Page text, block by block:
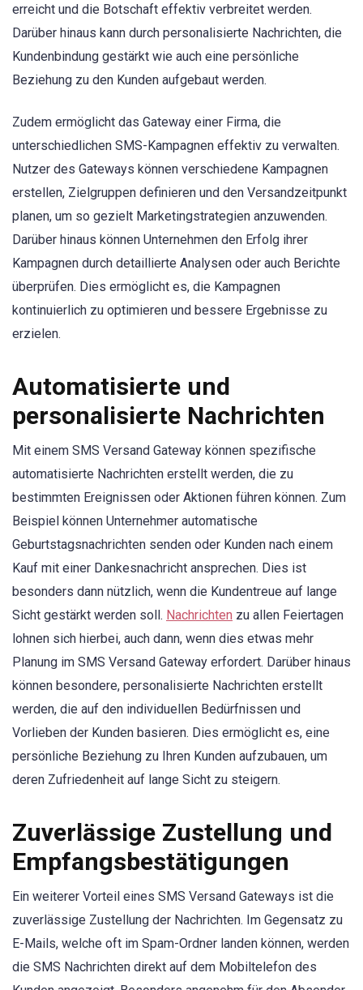
erreicht und die Botschaft effektiv verbreitet werden.
Darüber hinaus kann durch personalisierte Nachrichten, die
Kundenbindung gestärkt wie auch eine persönliche
Beziehung zu den Kunden aufgebaut werden.
Zudem ermöglicht das Gateway einer Firma, die
unterschiedlichen SMS-Kampagnen effektiv zu verwalten.
Nutzer des Gateways können verschiedene Kampagnen
erstellen, Zielgruppen definieren und den Versandzeitpunkt
planen, um so gezielt Marketingstrategien anzuwenden.
Darüber hinaus können Unternehmen den Erfolg ihrer
Kampagnen durch detaillierte Analysen oder auch Berichte
überprüfen. Dies ermöglicht es, die Kampagnen
kontinuierlich zu optimieren und bessere Ergebnisse zu
erzielen.
Automatisierte und
personalisierte Nachrichten
Mit einem SMS Versand Gateway können spezifische
automatisierte Nachrichten erstellt werden, die zu
bestimmten Ereignissen oder Aktionen führen können. Zum
Beispiel können Unternehmer automatische
Geburtstagsnachrichten senden oder Kunden nach einem
Kauf mit einer Dankesnachricht ansprechen. Dies ist
besonders dann nützlich, wenn die Kundentreue auf lange
Sicht gestärkt werden soll. Nachrichten zu allen Feiertagen
lohnen sich hierbei, auch dann, wenn dies etwas mehr
Planung im SMS Versand Gateway erfordert. Darüber hinaus
können besondere, personalisierte Nachrichten erstellt
werden, die auf den individuellen Bedürfnissen und
Vorlieben der Kunden basieren. Dies ermöglicht es, eine
persönliche Beziehung zu Ihren Kunden aufzubauen, um
deren Zufriedenheit auf lange Sicht zu steigern.
Zuverlässige Zustellung und
Empfangsbestätigungen
Ein weiterer Vorteil eines SMS Versand Gateways ist die
zuverlässige Zustellung der Nachrichten. Im Gegensatz zu
E-Mails, welche oft im Spam-Ordner landen können, werden
die SMS Nachrichten direkt auf dem Mobiltelefon des